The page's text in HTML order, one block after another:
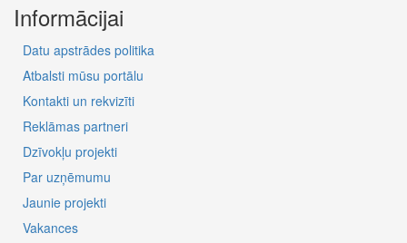
Informācijai
Datu apstrādes politika
Atbalsti mūsu portālu
Kontakti un rekvizīti
Reklāmas partneri
Dzīvokļu projekti
Par uzņēmumu
Jaunie projekti
Vakances